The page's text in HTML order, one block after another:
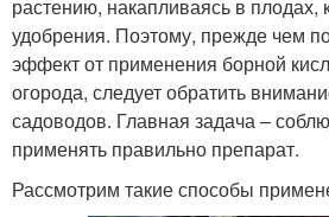
растению, накапливаясь в плодах,
удобрения. Поэтому, прежде чем
эффект от применения борной
огорода, следует обратить
садоводов. Главная задача –
применять правильно препарат.
Рассмотрим такие способы